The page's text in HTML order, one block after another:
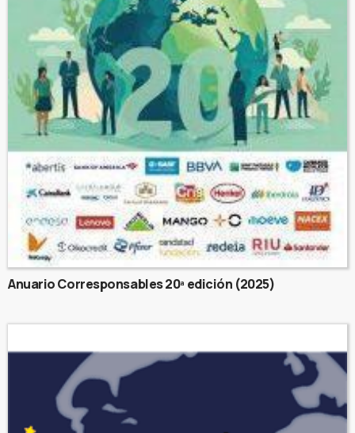
Anuario Corresponsables 20ª edición (2025)